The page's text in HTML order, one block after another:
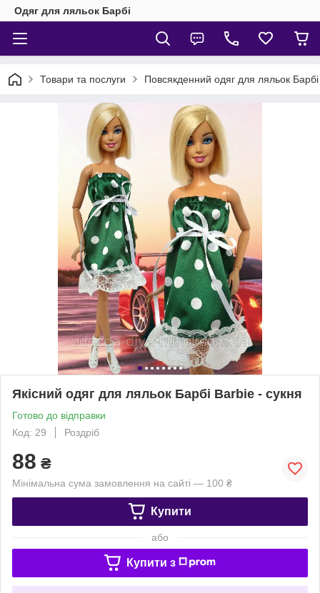
Одяг для ляльок Барбі
Товари та послуги Повсякденний одяг для ляльок Барбі
Якісний одяг для ляльок Барбі Barbie - сукня
Готово до відправки
Код: 29
Роздріб
88 ₴
Мінімальна сума замовлення на сайті — 100 ₴
Купити
або
Купити з